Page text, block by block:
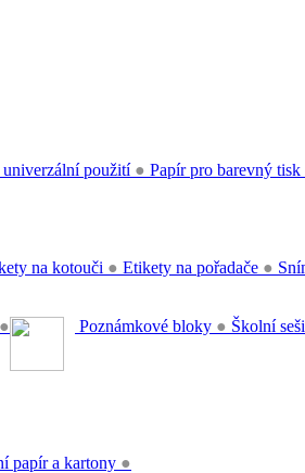
univerzální použití ● Papír pro barevný tisk
na kotouči ● Etikety na pořadače ●
● Poznámkové bloky ● Školní
papír a kartony ●